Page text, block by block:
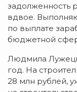
задолженность
вдвое.
по выплате
бюджетной
Людмила
год. На
28 млн рублей,